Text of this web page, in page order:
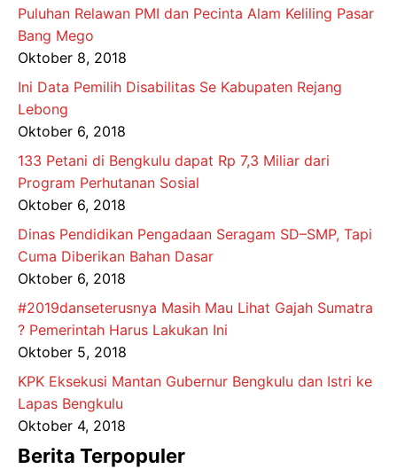
Puluhan Relawan PMI dan Pecinta Alam Keliling Pasar
Bang Mego
Oktober 8, 2018
Ini Data Pemilih Disabilitas Se Kabupaten Rejang
Lebong
Oktober 6, 2018
133 Petani di Bengkulu dapat Rp 7,3 Miliar dari
Program Perhutanan Sosial
Oktober 6, 2018
Dinas Pendidikan Pengadaan Seragam SD–SMP, Tapi
Cuma Diberikan Bahan Dasar
Oktober 6, 2018
#2019danseterusnya Masih Mau Lihat Gajah Sumatra
? Pemerintah Harus Lakukan Ini
Oktober 5, 2018
KPK Eksekusi Mantan Gubernur Bengkulu dan Istri ke
Lapas Bengkulu
Oktober 4, 2018
Berita Terpopuler